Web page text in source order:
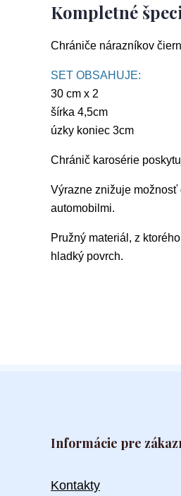
Kompletné
Chrániče nárazníkov
SET OBSAHUJE:
30 cm x 2
šírka 4,5cm
úzky koniec 3cm
Chránič karosérie
Výrazne znižuje možnosť
automobilmi.
Pružný materiál, z
hladký povrch.
Informácie pre
Kontakty